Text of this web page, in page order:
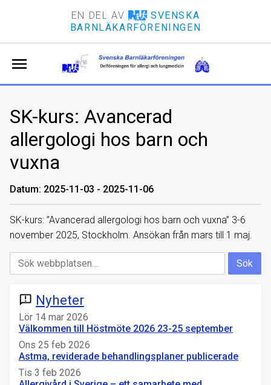
EN DEL AV
SVENSKA
BARNLÄKARFÖRENINGEN
menu
SK-kurs: Avancerad
allergologi hos barn och
vuxna
Datum: 2025-11-03 - 2025-11-06
SK-kurs: ”Avancerad allergologi hos barn och vuxna” 3-6
november 2025, Stockholm. Ansökan från mars till 1 maj.
announcement Nyheter
Lör 14 mar 2026
Välkommen till Höstmöte 2026 23-25 september
Ons 25 feb 2026
Astma, reviderade behandlingsplaner publicerade
Tis 3 feb 2026